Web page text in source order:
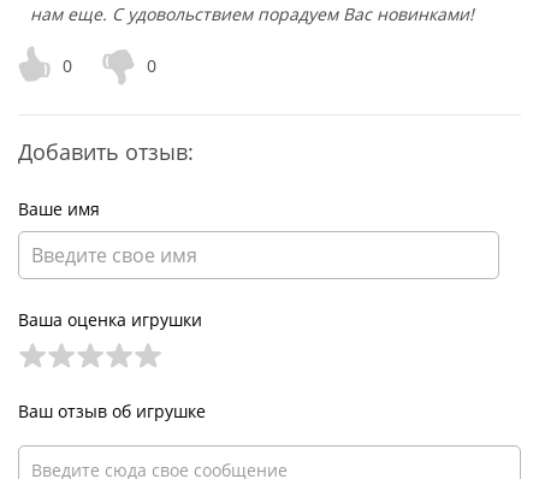
нам еще. С удовольствием порадуем Вас новинками!
0 0
Добавить отзыв:
Ваше имя
Ваша оценка игрушки
Ваш отзыв об игрушке